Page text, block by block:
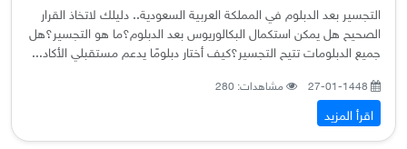
التجسير بعد الدبلوم في المملكة العربية السعودية.. دليلك لاتخاذ القرار
الصحيح هل يمكن استكمال البكالوريوس بعد الدبلوم؟ما هو التجسير؟هل
جميع الدبلومات تتيح التجسير؟كيف أختار دبلومًا يدعم مستقبلي الأكاد...
مشاهدات: 280
اقرأ المزيد